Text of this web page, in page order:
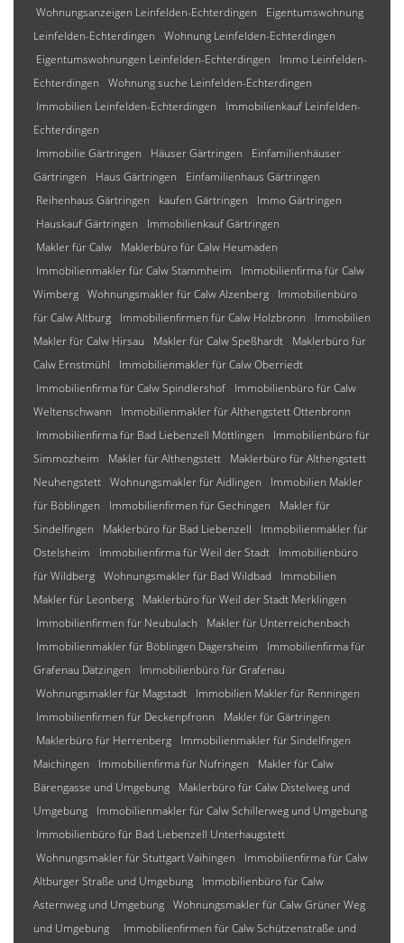
Wohnungsanzeigen Leinfelden-Echterdingen
Eigentumswohnung
Leinfelden-Echterdingen
Wohnung Leinfelden-Echterdingen
Eigentumswohnungen Leinfelden-Echterdingen
Immo Leinfelden-
Echterdingen
Wohnung suche Leinfelden-Echterdingen
Immobilien Leinfelden-Echterdingen
Immobilienkauf Leinfelden-
Echterdingen
Immobilie Gärtringen
Häuser Gärtringen
Einfamilienhäuser
Gärtringen
Haus Gärtringen
Einfamilienhaus Gärtringen
Reihenhaus Gärtringen
kaufen Gärtringen
Immo Gärtringen
Hauskauf Gärtringen
Immobilienkauf Gärtringen
Makler für Calw
Maklerbüro für Calw Heumaden
Immobilienmakler für Calw Stammheim
Immobilienfirma für Calw
Wimberg Wohnungsmakler für Calw Alzenberg
Immobilienbüro
für Calw Altburg
Immobilienfirmen für Calw Holzbronn
Immobilien
Makler für Calw Hirsau
Makler für Calw Speßhardt
Maklerbüro für
Calw Ernstmühl
Immobilienmakler für Calw Oberriedt
Immobilienfirma für Calw Spindlershof
Immobilienbüro für Calw
Weltenschwann
Immobilienmakler für Althengstett Ottenbronn
Immobilienfirma für Bad Liebenzell Möttlingen
Immobilienbüro für
Simmozheim
Makler für Althengstett
Maklerbüro für Althengstett
Neuhengstett Wohnungsmakler für Aidlingen
Immobilien Makler
für Böblingen
Immobilienfirmen für Gechingen
Makler für
Sindelfingen
Maklerbüro für Bad Liebenzell
Immobilienmakler für
Ostelsheim
Immobilienfirma für Weil der Stadt
Immobilienbüro
für Wildberg Wohnungsmakler für Bad Wildbad
Immobilien
Makler für Leonberg
Maklerbüro für Weil der Stadt Merklingen
Immobilienfirmen für Neubulach
Makler für Unterreichenbach
Immobilienmakler für Böblingen Dagersheim
Immobilienfirma für
Grafenau Dätzingen
Immobilienbüro für Grafenau
Wohnungsmakler für Magstadt
Immobilien Makler für Renningen
Immobilienfirmen für Deckenpfronn
Makler für Gärtringen
Maklerbüro für Herrenberg
Immobilienmakler für Sindelfingen
Maichingen
Immobilienfirma für Nufringen
Makler für Calw
Bärengasse und Umgebung
Maklerbüro für Calw Distelweg und
Umgebung
Immobilienmakler für Calw Schillerweg und Umgebung
Immobilienbüro für Bad Liebenzell Unterhaugstett
Wohnungsmakler für Stuttgart Vaihingen
Immobilienfirma für Calw
Altburger Straße und Umgebung
Immobilienbüro für Calw
Asternweg und Umgebung Wohnungsmakler für Calw Grüner Weg
und Umgebung
Immobilienfirmen für Calw Schützenstraße und